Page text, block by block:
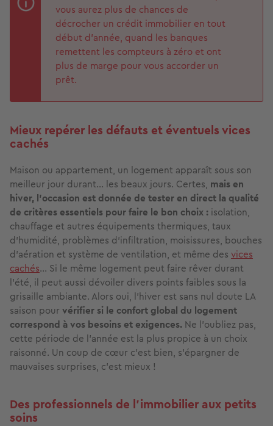
vous aurez plus de chances de
décrocher un crédit immobilier en tout
début d’année, quand les banques
remettent les compteurs à zéro et ont
plus de marge pour vous accorder un
prêt.
Mieux repérer les défauts et éventuels vices
cachés
Maison ou appartement, un logement apparaît sous son
meilleur jour durant... les beaux jours. Certes, mais en
hiver, l’occasion est donnée de tester en direct la qualité
de critères essentiels pour faire le bon choix : isolation,
chauffage et autres équipements thermiques, taux
d’humidité, problèmes d’infiltration, moisissures, bouches
d'aération et système de ventilation, et même des vices
cachés... Si le même logement peut faire rêver durant
l’été, il peut aussi dévoiler divers points faibles sous la
grisaille ambiante. Alors oui, l’hiver est sans nul doute LA
saison pour vérifier si le confort global du logement
correspond à vos besoins et exigences. Ne l’oubliez pas,
cette période de l’année est la plus propice à un choix
raisonné. Un coup de cœur c’est bien, s’épargner de
mauvaises surprises, c’est mieux !
Des professionnels de l’immobilier aux petits
soins